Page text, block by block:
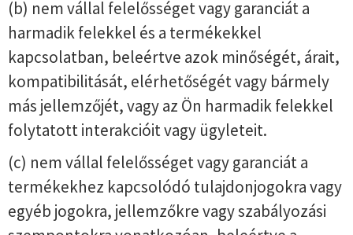
(b) nem vállal felelősséget vagy garanciát a
harmadik felekkel és a termékekkel
kapcsolatban, beleértve azok minőségét, árait,
kompatibilitását, elérhetőségét vagy bármely
más jellemzőjét, vagy az Ön harmadik felekkel
folytatott interakcióit vagy ügyleteit.
(c) nem vállal felelősséget vagy garanciát a
termékekhez kapcsolódó tulajdonjogokra vagy
egyéb jogokra, jellemzőkre vagy szabályozási